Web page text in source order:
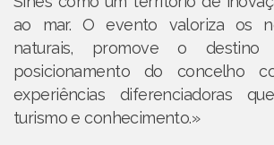
ao mar. O evento valoriza os
naturais, promove o
posicionamento do concelho
experiências diferenciadoras
turismo e conhecimento.»